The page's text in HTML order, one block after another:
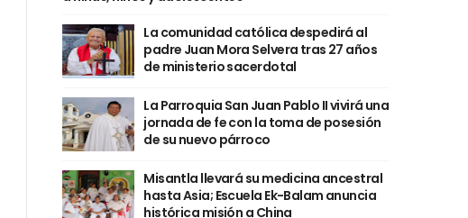
La comunidad católica despedirá al
padre Juan Mora Selvera tras 27 años
de ministerio sacerdotal
La Parroquia San Juan Pablo II vivirá una
jornada de fe con la toma de posesión
de su nuevo párroco
Misantla llevará su medicina ancestral
hasta Asia; Escuela Ek-Balam anuncia
histórica misión a China